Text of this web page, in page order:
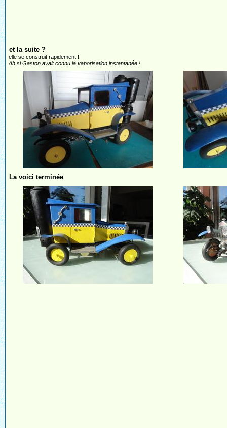
et la suite ?
elle se construit rapidement !
Ah si Gaston avait connu la vaporisation instantanée !
La voici terminée